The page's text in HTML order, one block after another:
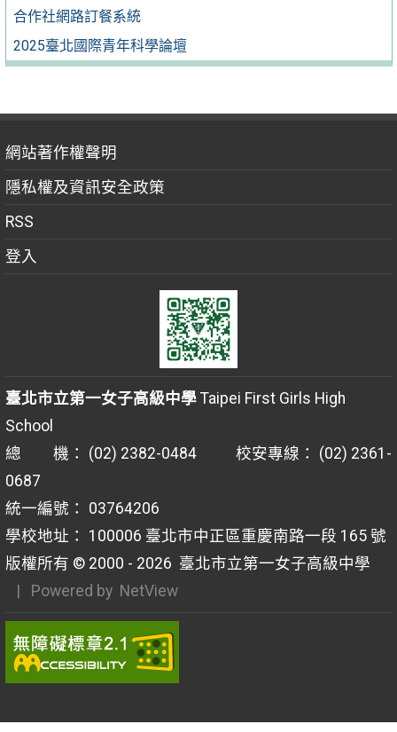
合作社網路訂餐系統
2025臺北國際青年科學論壇
網站著作權聲明
隱私權及資訊安全政策
RSS
登入
臺北市立第一女子高級中學Taipei First Girls High
School
總 機： (02) 2382-0484 校安專線： (02) 2361-
0687
統一編號： 03764206
學校地址： 100006 臺北市中正區重慶南路一段 165 號
版權所有 © 2000 - 2026 臺北市立第一女子高級中學
| Powered by NetView